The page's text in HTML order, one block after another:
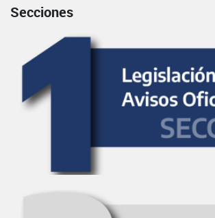
Secciones